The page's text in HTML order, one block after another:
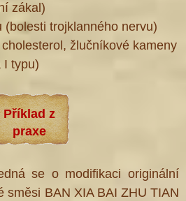
zákal)
(bolesti trojklanného nervu)
žlučníkové kameny
I typu)
Příklad z
praxe
se o modifikaci originální
směsi BAN XIA BAI ZHU TIAN